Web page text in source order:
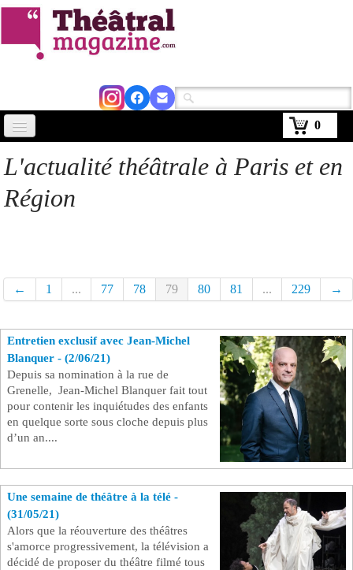
0
Avignon 2026
Agenda
Abonnement▼
Se connecter
L'actualité théâtrale à Paris et en
Région
← 1 ... 77 78 79 80 81 ... 229 →
Entretien exclusif avec Jean-Michel
Blanquer - (2/06/21)
Depuis sa nomination à la rue de
Grenelle, Jean-Michel Blanquer fait tout
pour contenir les inquiétudes des enfants
en quelque sorte sous cloche depuis plus
d’un an....
Une semaine de théâtre à la télé -
(31/05/21)
Alors que la réouverture des théâtres
s'amorce progressivement, la télévision a
décidé de proposer du théâtre filmé tous